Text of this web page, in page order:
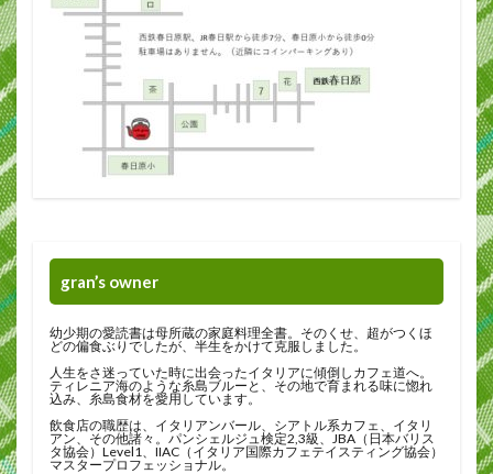
gran’s owner
幼少期の愛読書は母所蔵の家庭料理全書。そのくせ、超がつくほ
どの偏食ぶりでしたが、半生をかけて克服しました。
人生をさ迷っていた時に出会ったイタリアに傾倒しカフェ道へ。
ティレニア海のような糸島ブルーと、その地で育まれる味に惚れ
込み、糸島食材を愛用しています。
飲食店の職歴は、イタリアンバール、シアトル系カフェ、イタリ
アン、その他諸々。パンシェルジュ検定2,3級、JBA（日本バリス
タ協会）Level1、IIAC（イタリア国際カフェテイスティング協会）
マスタープロフェッショナル。